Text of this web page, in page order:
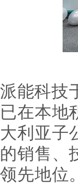
派能科技
已在本地
大利亚子
的销售、
领先地位